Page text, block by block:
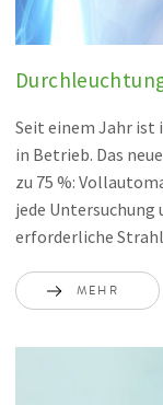
Seit einem Jahr ist
in Betrieb. Das
zu 75 %:
jede
erforderliche
MEHR